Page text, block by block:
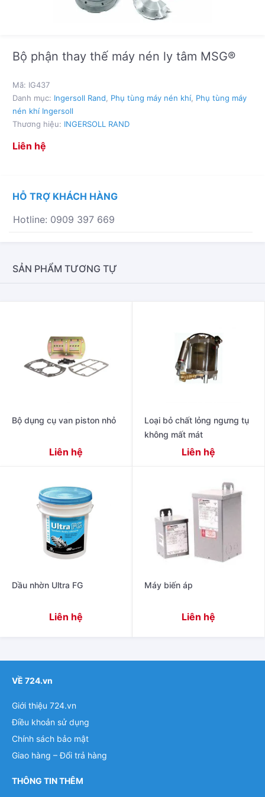
Bộ phận thay thế máy nén ly tâm MSG®
Liên hệ
Mã: IG437
Danh mục: Ingersoll Rand Phụ tùng máy nén khí Phụ tùng máy
nén khí Ingersoll
Thương hiệu: INGERSOLL RAND
HỖ TRỢ KHÁCH HÀNG
Hotline: 0909 397 669
SẢN PHẨM TƯƠNG TỰ
Bộ dụng cụ van piston nhỏ
Liên hệ
Loại bỏ chất lỏng ngưng tụ
không mất mát
Liên hệ
Dầu nhờn Ultra FG
Liên hệ
Máy biến áp
Liên hệ
VỀ 724.vn
Giới thiệu 724.vn
Điều khoản sử dụng
Chính sách bảo mật
Giao hàng – Đổi trả hàng
THÔNG TIN THÊM